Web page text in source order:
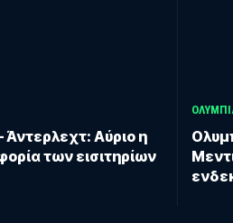
Άντερλεχτ: Αύριο η
των εισιτηρίων